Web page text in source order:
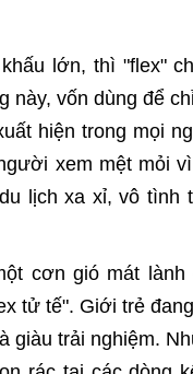
lớn, thì "flex"
này, vốn dùng để
hiện trong mọi
xem mệt mỏi
lịch xa xỉ, vô
cơn gió mát
tử tế". Giới trẻ
giàu trải nghiệm.